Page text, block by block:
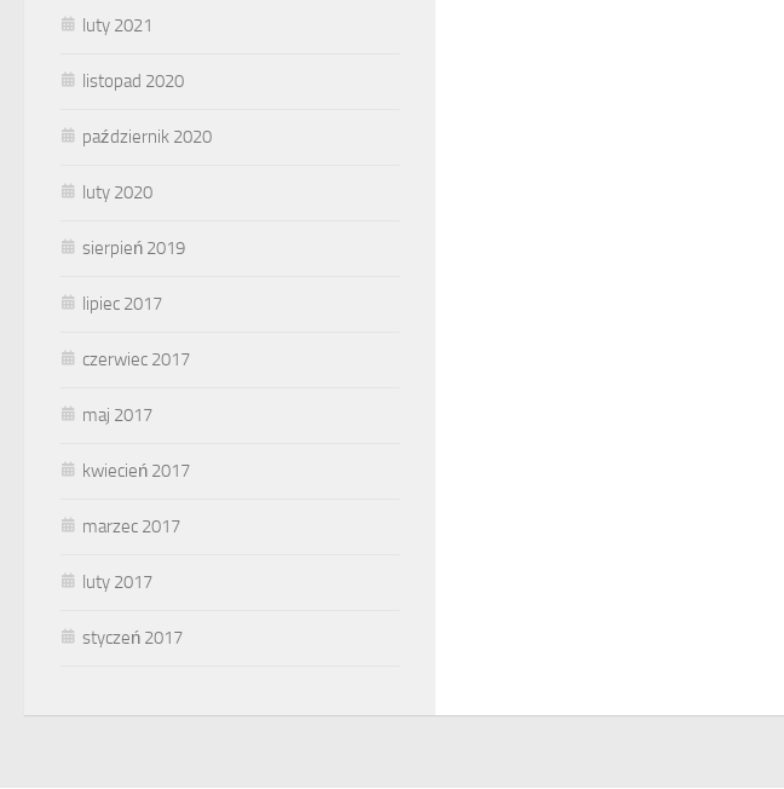
luty 2021
listopad 2020
październik 2020
luty 2020
sierpień 2019
lipiec 2017
czerwiec 2017
maj 2017
kwiecień 2017
marzec 2017
luty 2017
styczeń 2017